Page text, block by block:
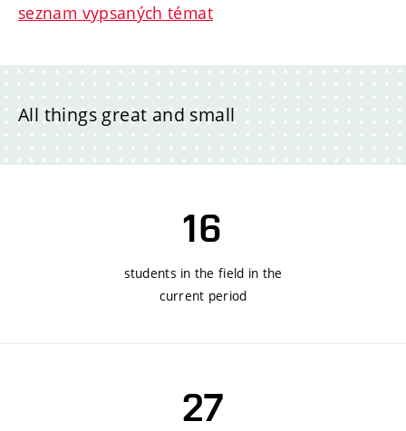
seznam vypsaných témat
All things great and small
16
students in the field in the
current period
27